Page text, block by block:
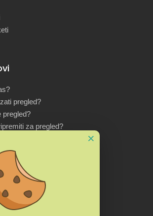
pregled?
pregled?
za pregled?
(kod Doma zdravlja), 75300
i Hercegovina
| +387 61 310 230
×